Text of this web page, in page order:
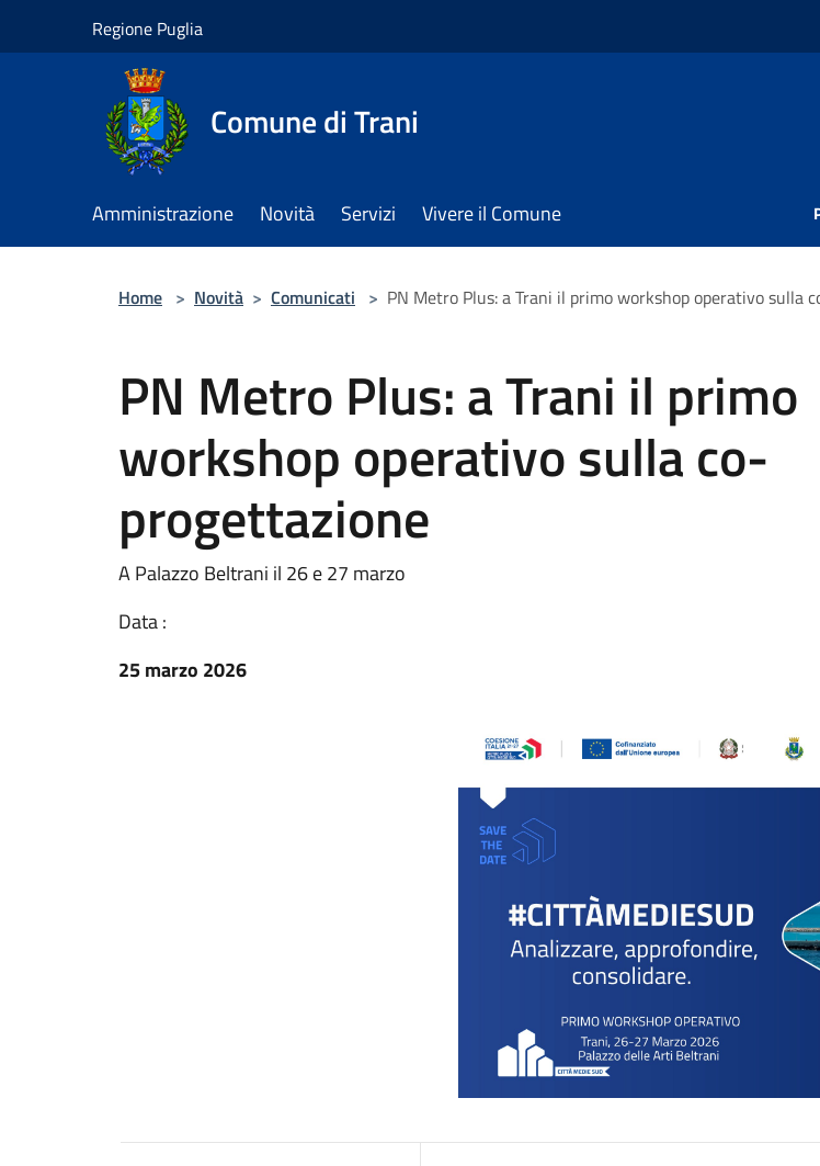
Regione Puglia
Comune di Trani
Amministrazione Novità Servizi Vivere il Comune
Home > Novità > Comunicati > PN Metro Plus: a Trani il primo workshop operativo sulla
PN Metro Plus: a Trani il primo
workshop operativo sulla co-
progettazione
A Palazzo Beltrani il 26 e 27 marzo
Data :
25 marzo 2026